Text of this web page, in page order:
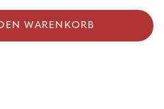
WARENKORB